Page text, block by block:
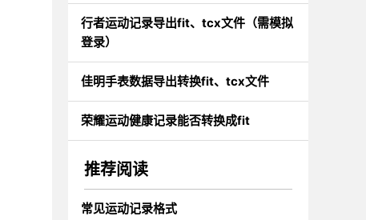
行者运动记录导出fit、tcx文件（需模拟
登录）
佳明手表数据导出转换fit、tcx文件
荣耀运动健康记录能否转换成fit
推荐阅读
常见运动记录格式